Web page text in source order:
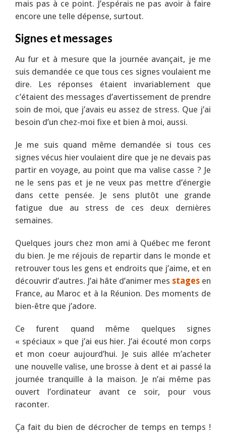
mais pas à ce point. J’espérais ne pas avoir à faire
encore une telle dépense, surtout.
Signes et messages
Au fur et à mesure que la journée avançait, je me
suis demandée ce que tous ces signes voulaient me
dire. Les réponses étaient invariablement que
c’étaient des messages d’avertissement de prendre
soin de moi, que j’avais eu assez de stress. Que j’ai
besoin d’un chez-moi fixe et bien à moi, aussi.
Je me suis quand même demandée si tous ces
signes vécus hier voulaient dire que je ne devais pas
partir en voyage, au point que ma valise casse ? Je
ne le sens pas et je ne veux pas mettre d’énergie
dans cette pensée. Je sens plutôt une grande
fatigue due au stress de ces deux dernières
semaines.
Quelques jours chez mon ami à Québec me feront
du bien. Je me réjouis de repartir dans le monde et
retrouver tous les gens et endroits que j’aime, et en
découvrir d’autres. J’ai hâte d’animer mes stages en
France, au Maroc et à la Réunion. Des moments de
bien-être que j’adore.
Ce furent quand même quelques signes
« spéciaux » que j’ai eus hier. J’ai écouté mon corps
et mon coeur aujourd’hui. Je suis allée m’acheter
une nouvelle valise, une brosse à dent et ai passé la
journée tranquille à la maison. Je n’ai même pas
ouvert l’ordinateur avant ce soir, pour vous
raconter.
Ça fait du bien de décrocher de temps en temps !